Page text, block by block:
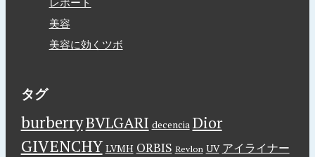
美容
美容に効くツボ
タグ
burberryBVLGARI decencia Dior
GIVENCHY LVMH ORBIS Revlon UV アイライナー